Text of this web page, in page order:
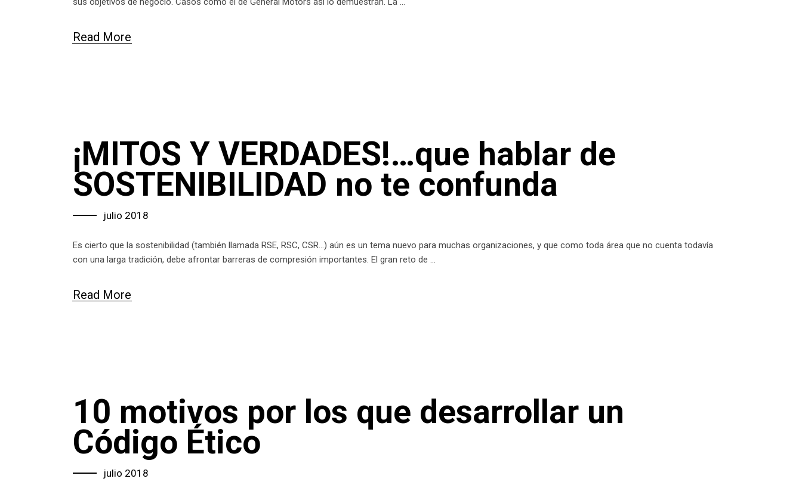
Read More
¡MITOS Y VERDADES!…que hablar de
SOSTENIBILIDAD no te confunda
julio 2018
Es cierto que la sostenibilidad (también llamada RSE, RSC, CSR…) aún es un tema nuevo para muchas organizaciones, y que como toda área que no cuenta todavía
con una larga tradición, debe afrontar barreras de compresión importantes. El gran reto de
Read More
10 motivos por los que desarrollar un
Código Ético
julio 2018